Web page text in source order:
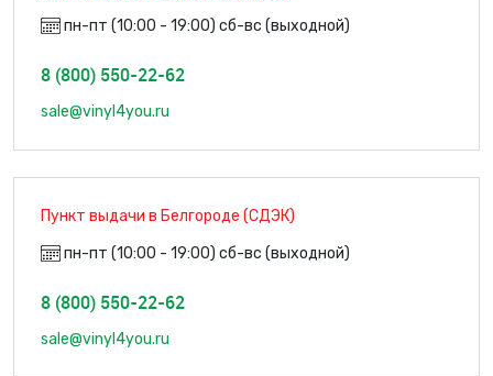
пн-пт (10:00 - 19:00) сб-вс (выходной)
8 (800) 550-22-62
sale@vinyl4you.ru
Пункт выдачи в Белгороде (СДЭК)
пн-пт (10:00 - 19:00) сб-вс (выходной)
8 (800) 550-22-62
sale@vinyl4you.ru